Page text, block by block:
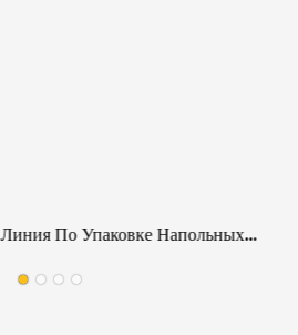
По Упаковке Напольных
Покрытий Непосредственно